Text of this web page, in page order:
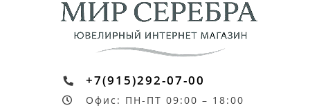
+7(915)292-07-00
Офис: ПН-ПТ 09:00 – 18:00